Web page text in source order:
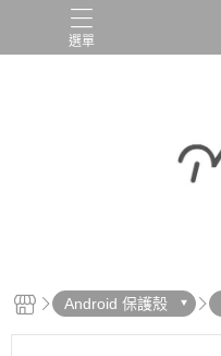
選單
Android 保護殼